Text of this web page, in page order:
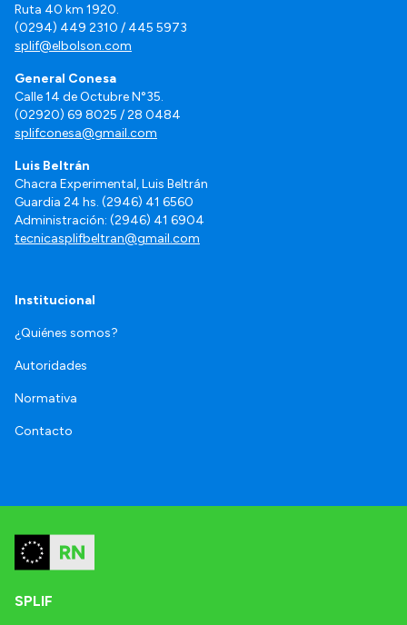
Ruta 40 km 1920.
(0294) 449 2310 / 445 5973
splif@elbolson.com
General Conesa
Calle 14 de Octubre N°35.
(02920) 69 8025 / 28 0484
splifconesa@gmail.com
Luis Beltrán
Chacra Experimental, Luis Beltrán
Guardia 24 hs. (2946) 41 6560
Administración: (2946) 41 6904
tecnicasplifbeltran@gmail.com
Institucional
¿Quiénes somos?
Autoridades
Normativa
Contacto
SPLIF